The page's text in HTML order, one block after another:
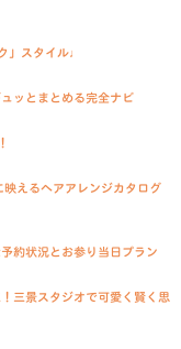
」スタイル♩
ッとまとめる完全ナビ
映えるヘアアレンジカタログ
約状況とお参り当日プラン
三景スタジオで可愛く賢く思